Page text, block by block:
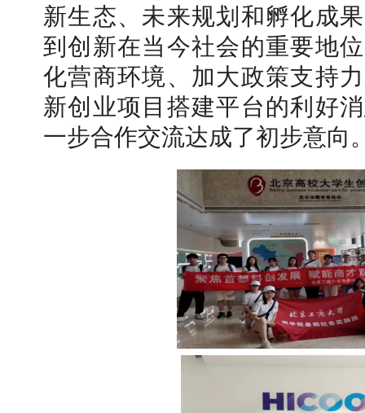
新生态、未来规划和孵化成
到创新在当今社会的重要地
化营商环境、加大政策支持
新创业项目搭建平台的利好
一步合作交流达成了初步意向